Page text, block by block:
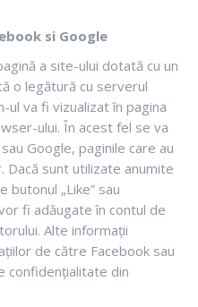
si Google
a site-ului dotată cu un
o legătură cu serverul
ul va fi vizualizat în pagina
ului. În acest fel se va
Google, paginile care au
sunt utilizate anumite
butonul „Like” sau
fi adăugate în contul de
Alte informații
de către Facebook sau
confidențialitate din